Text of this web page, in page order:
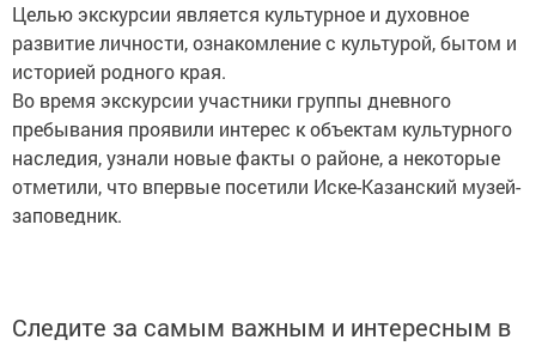
Целью экскурсии является культурное и духовное
развитие личности, ознакомление с культурой, бытом и
историей родного края.
Во время экскурсии участники группы дневного
пребывания проявили интерес к объектам культурного
наследия, узнали новые факты о районе, а некоторые
отметили, что впервые посетили Иске-Казанский музей-
заповедник.
Следите за самым важным и интересным в